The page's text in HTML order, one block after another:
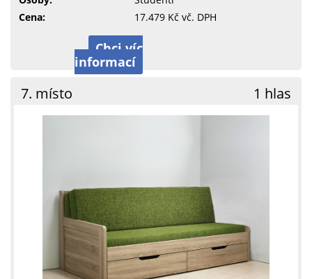
Cena:
17.479 Kč vč. DPH
Chci víc
informací
7. místo 1 hlas